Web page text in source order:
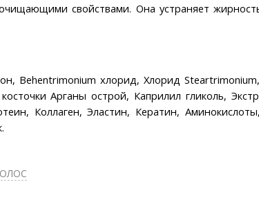
свойствами. Она устраняет
Behentrimonium хлорид, Хлорид
Арганы острой, Каприлил гликоль,
Коллаген, Эластин, Кератин,